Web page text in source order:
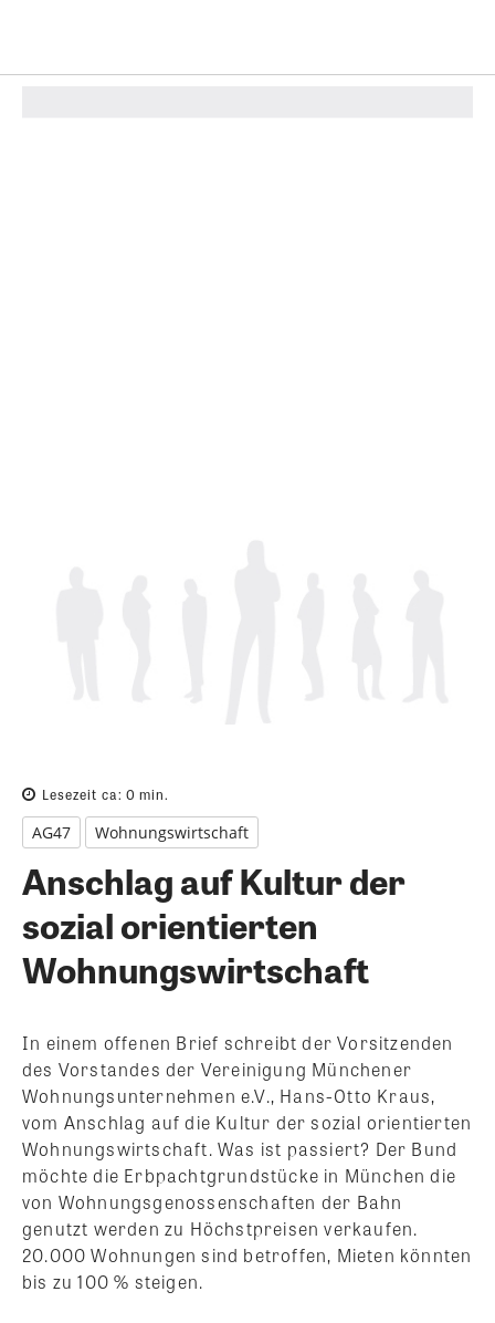
Lesezeit ca: 0 min.
AG47 Wohnungswirtschaft
Anschlag auf Kultur der
sozial orientierten
Wohnungswirtschaft
In einem offenen Brief schreibt der Vorsitzenden
des Vorstandes der Vereinigung Münchener
Wohnungsunternehmen e.V., Hans-Otto Kraus,
vom Anschlag auf die Kultur der sozial orientierten
Wohnungswirtschaft. Was ist passiert? Der Bund
möchte die Erbpachtgrundstücke in München die
von Wohnungsgenossenschaften der Bahn
genutzt werden zu Höchstpreisen verkaufen.
20.000 Wohnungen sind betroffen, Mieten könnten
bis zu 100 % steigen.